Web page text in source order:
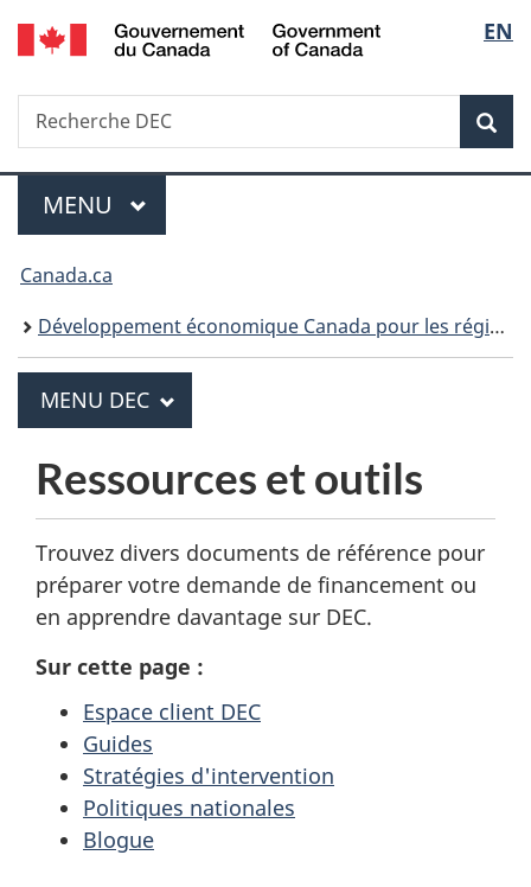
Passer
au
Passer
à
du
Passer
à
simplifiée
langue
EN
Recherche
Recherche
DEC
Menu
MENU PRINCIPAL
Vous
êtes
ici :
Canada.ca
Développement économique Canada pour les régions du Québec
M
u
D
E
C
PRINCIPAL
MENU DEC
Ressources et outils
Trouvez divers documents de référence pour
préparer votre demande de financement ou
en apprendre davantage sur DEC.
Sur cette page :
Espace client DEC
Guides
Stratégies d'intervention
Politiques nationales
Blogue